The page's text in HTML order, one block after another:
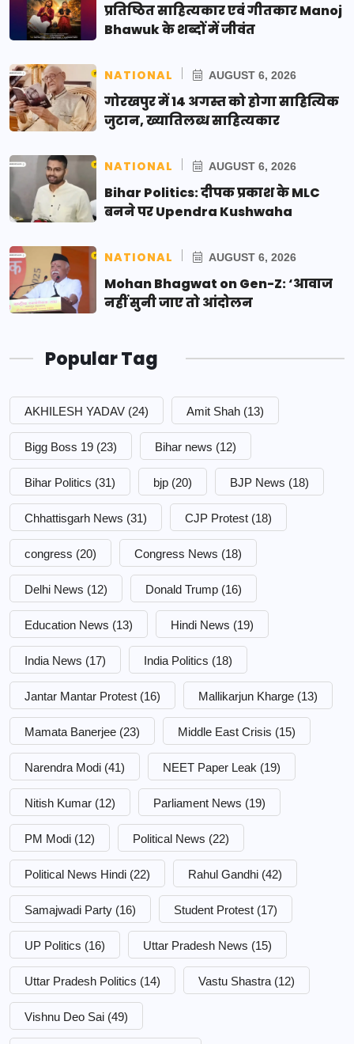
प्रतिष्ठित साहित्यकार एवं गीतकार Manoj
Bhawuk के शब्दों में जीवंत
NATIONAL AUGUST 6, 2026
गोरखपुर में 14 अगस्त को होगा साहित्यिक
जुटान, ख्यातिलब्ध साहित्यकार
NATIONAL AUGUST 6, 2026
Bihar Politics: दीपक प्रकाश के MLC
बनने पर Upendra Kushwaha
NATIONAL AUGUST 6, 2026
Mohan Bhagwat on Gen-Z: ‘आवाज
नहीं सुनी जाए तो आंदोलन
Popular Tag
AKHILESH YADAV (24) Amit Shah (13)
Bigg Boss 19 (23) Bihar news (12)
Bihar Politics (31) bjp (20) BJP News (18)
Chhattisgarh News (31) CJP Protest (18)
congress (20) Congress News (18)
Delhi News (12) Donald Trump (16)
Education News (13) Hindi News (19)
India News (17) India Politics (18)
Jantar Mantar Protest (16) Mallikarjun Kharge (13)
Mamata Banerjee (23) Middle East Crisis (15)
Narendra Modi (41) NEET Paper Leak (19)
Nitish Kumar (12) Parliament News (19)
PM Modi (12) Political News (22)
Political News Hindi (22) Rahul Gandhi (42)
Samajwadi Party (16) Student Protest (17)
UP Politics (16) Uttar Pradesh News (15)
Uttar Pradesh Politics (14) Vastu Shastra (12)
Vishnu Deo Sai (49)